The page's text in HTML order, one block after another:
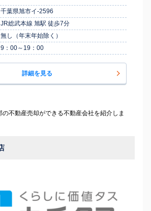
千葉県旭市イ-2596
JR総武本線 旭駅 徒歩7分
無し（年末年始除く）
9：00～19：00
詳細を見る
の不動産売却ができる不動産会社を紹介しま